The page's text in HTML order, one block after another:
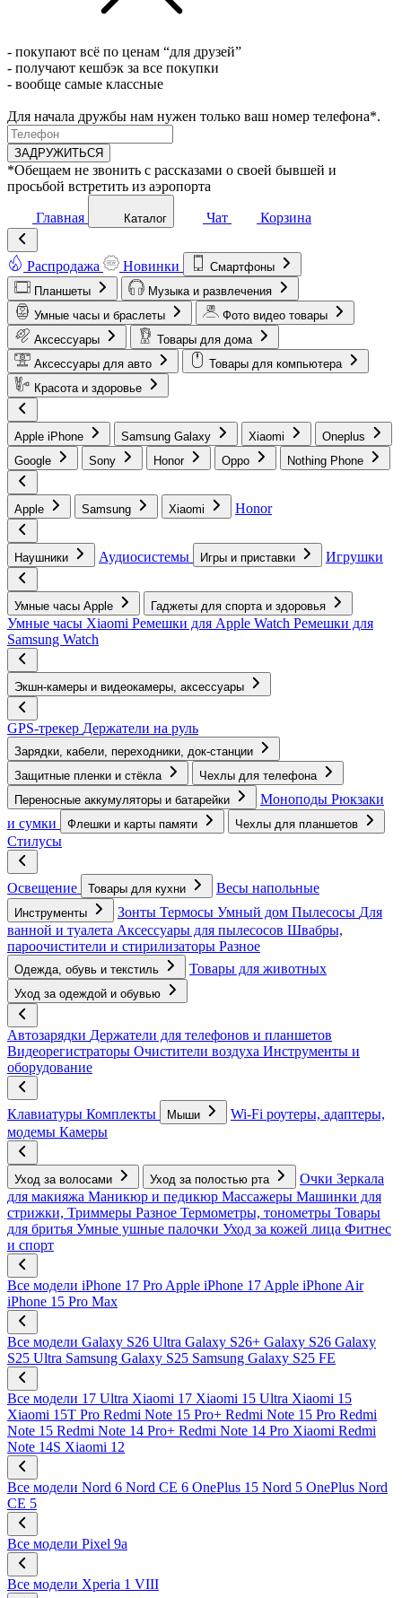
- покупают всё по ценам “для друзей”
- получают кешбэк за все покупки
- вообще самые классные
Для начала дружбы нам нужен только ваш номер телефона*.
ЗАДРУЖИТЬСЯ
*Обещаем не звонить с рассказами о своей бывшей и
просьбой встретить из аэропорта
Главная Каталог Чат Корзина
Распродажа Новинки
Смартфоны
Планшеты
Музыка и развлечения
Умные часы и браслеты
Фото видео товары
Аксессуары
Товары для дома
Аксессуары для авто
Товары для компьютера
Красота и здоровье
Apple iPhone Samsung Galaxy Xiaomi
Oneplus
Google
Sony Honor Oppo Nothing Phone
Apple Samsung Xiaomi Honor
Наушники Аудиосистемы Игры и приставки Игрушки
Умные часы Apple Гаджеты для спорта и здоровья
Умные часы Xiaomi Ремешки для Apple Watch Ремешки для
Samsung Watch
Экшн-камеры и видеокамеры, аксессуары
GPS-трекер Держатели на руль
Зарядки, кабели, переходники, док-станции
Защитные пленки и стёкла
Чехлы для телефона
Переносные аккумуляторы и батарейки
Моноподы Рюкзаки
и сумки
Флешки и карты памяти Чехлы для планшетов
Стилусы
Освещение Товары для кухни Весы напольные
Инструменты Зонты Термосы Умный дом Пылесосы Для
ванной и туалета Аксессуары для пылесосов Швабры,
пароочистители и стирилизаторы Разное
Одежда, обувь и текстиль Товары для животных
Уход за одеждой и обувью
Автозарядки Держатели для телефонов и планшетов
Видеорегистраторы Очистители воздуха Инструменты и
оборудование
Клавиатуры Комплекты Мыши
Wi-Fi роутеры, адаптеры,
модемы Камеры
Уход за волосами Уход за полостью рта Очки Зеркала
для макияжа Маникюр и педикюр Массажеры Машинки для
стрижки, Триммеры Разное Термометры, тонометры Товары
для бритья Умные ушные палочки Уход за кожей лица Фитнес
и спорт
Все модели iPhone 17 Pro Apple iPhone 17 Apple iPhone Air
iPhone 15 Pro Max
Все модели Galaxy S26 Ultra Galaxy S26+ Galaxy S26 Galaxy
S25 Ultra Samsung Galaxy S25 Samsung Galaxy S25 FE
Все модели 17 Ultra Xiaomi 17 Xiaomi 15 Ultra Xiaomi 15
Xiaomi 15T Pro Redmi Note 15 Pro+ Redmi Note 15 Pro Redmi
Note 15 Redmi Note 14 Pro+ Redmi Note 14 Pro Xiaomi Redmi
Note 14S Xiaomi 12
Все модели Nord 6 Nord CE 6 OnePlus 15 Nord 5 OnePlus Nord
CE 5
Все модели Pixel 9a
Все модели Xperia 1 VIII